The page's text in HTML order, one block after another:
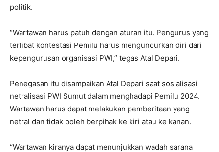
politik.
“Wartawan harus patuh dengan aturan itu. Pengurus yang
terlibat kontestasi Pemilu harus mengundurkan diri dari
kepengurusan organisasi PWI,” tegas Atal Depari.
Penegasan itu disampaikan Atal Depari saat sosialisasi
netralisasi PWI Sumut dalam menghadapi Pemilu 2024.
Wartawan harus dapat melakukan pemberitaan yang
netral dan tidak boleh berpihak ke kiri atau ke kanan.
“Wartawan kiranya dapat menunjukkan wadah sarana